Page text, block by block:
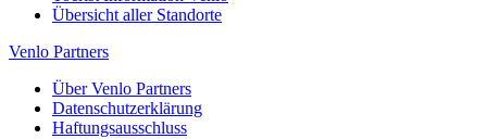
Übersicht aller Standorte
Venlo Partners
Über Venlo Partners
Datenschutzerklärung
Haftungsausschluss